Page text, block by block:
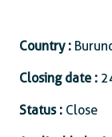
Country :
Closing date :
Status : Close